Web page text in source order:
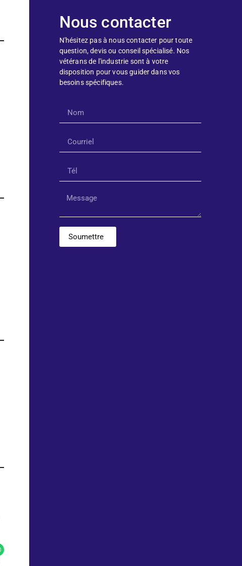
Nous contacter
N'hésitez pas à nous contacter pour toute
question, devis ou conseil spécialisé. Nos
vétérans de l'industrie sont à votre
disposition pour vous guider dans vos
besoins spécifiques.
Soumettre